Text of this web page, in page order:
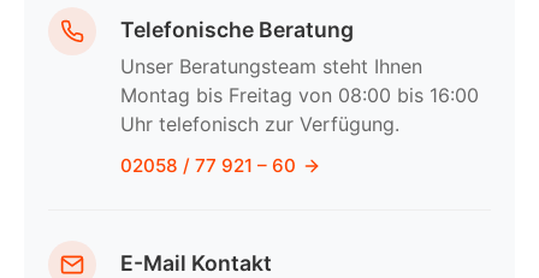
Telefonische Beratung
Unser Beratungsteam steht Ihnen
Montag bis Freitag von 08:00 bis 16:00
Uhr telefonisch zur Verfügung.
02058 / 77 921 – 60
E-Mail Kontakt